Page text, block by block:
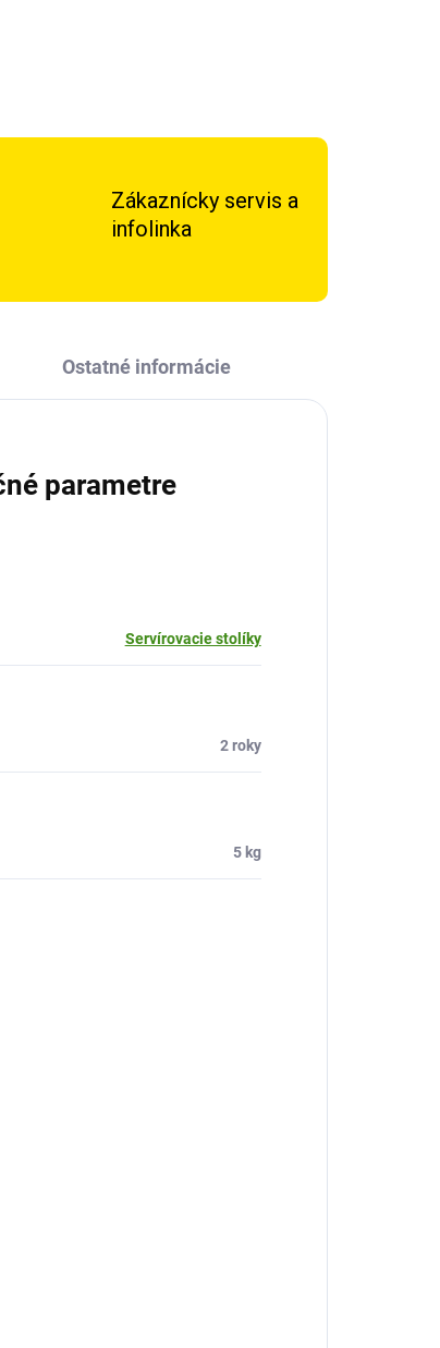
Zákaznícky servis a
infolinka
Ostatné informácie
parametre
Servírovacie stolíky
2 roky
5 kg